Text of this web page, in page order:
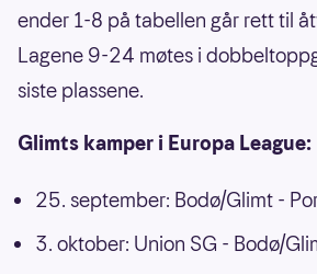
ender 1-8 på tabellen går rett til
Lagene 9-24 møtes i
siste plassene.
Glimts kamper i Europa League:
25. september: Bodø/Glimt -
3. oktober: Union SG - Bodø/